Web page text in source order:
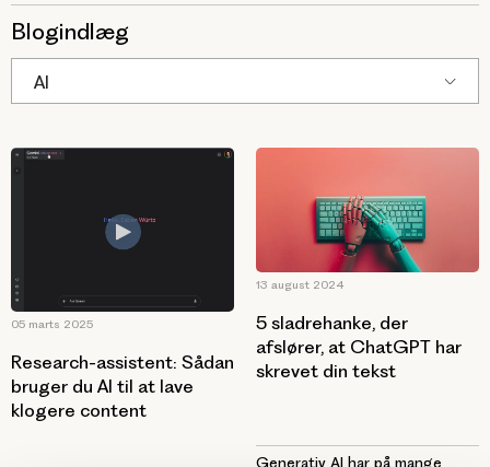
Blogindlæg
AI
05 marts 2025
Research-assistent: Sådan
bruger du AI til at lave
klogere content
13 august 2024
5 sladrehanke, der
afslører, at ChatGPT har
skrevet din tekst
Generativ AI har på mange